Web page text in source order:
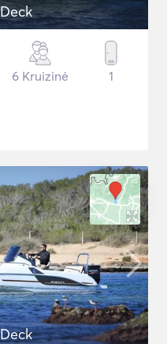
6 Kruizinė 1